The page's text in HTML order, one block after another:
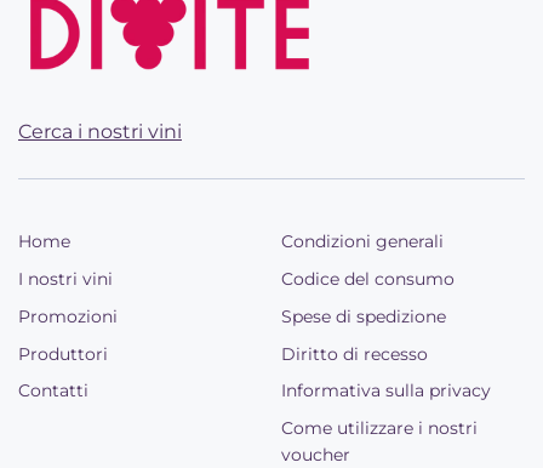
Cerca i nostri vini
Home
I nostri vini
Promozioni
Produttori
Contatti
Condizioni generali
Codice del consumo
Spese di spedizione
Diritto di recesso
Informativa sulla privacy
Come utilizzare i nostri
voucher